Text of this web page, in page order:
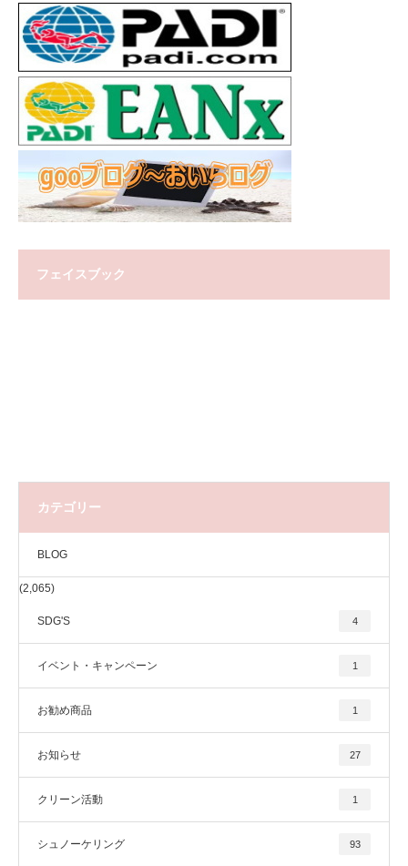
フェイスブック
カテゴリー
BLOG
(2,065)
SDG'S 4
イベント・キャンペーン 1
お勧め商品 1
お知らせ 27
クリーン活動 1
シュノーケリング 93